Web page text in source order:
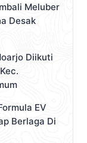
Meluber
Desak
Diikuti
EV
Berlaga Di